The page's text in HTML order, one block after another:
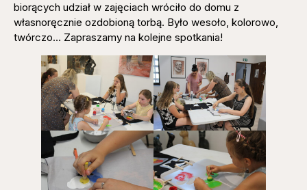
biorących udział w zajęciach wróciło do domu z
własnoręcznie ozdobioną torbą. Było wesoło, kolorowo,
twórczo… Zapraszamy na kolejne spotkania!